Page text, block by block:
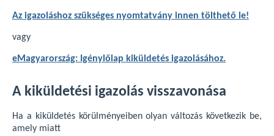
Az igazoláshoz szükséges nyomtatvány innen tölthető le!
vagy
eMagyarország: Igénylőlap kiküldetés igazolásához.
A kiküldetési igazolás visszavonása
Ha a kiküldetés körülményeiben olyan változás következik be,
amely miatt